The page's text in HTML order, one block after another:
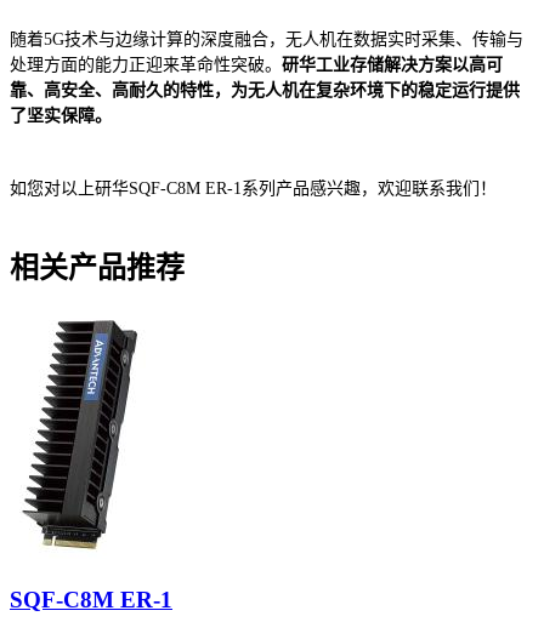
随着5G技术与边缘计算的深度融合，无人机在数据实时采集、传输与
处理方面的能力正迎来革命性突破。 研华工业存储解决方案以高可
靠、高安全、高耐久的特性，为无人机在复杂环境下的稳定运行提供
了坚实保障。
如您对以上研华SQF-C8M ER-1系列产品感兴趣，欢迎联系我们！
相关产品推荐
SQF-C8M ER-1